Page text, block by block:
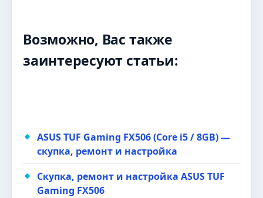
Возможно, Вас также
заинтересуют статьи:
ASUS TUF Gaming FX506 (Core i5 / 8GB) —
скупка, ремонт и настройка
Скупка, ремонт и настройка ASUS TUF
Gaming FX506